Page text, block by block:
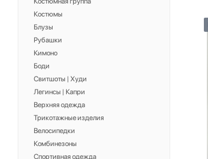
Костюмы
Блузы
Рубашки
Кимоно
Боди
Свитшоты | Худи
Легинсы | Капри
Верхняя одежда
Трикотажные изделия
Велосипедки
Комбинезоны
Спортивная одежда